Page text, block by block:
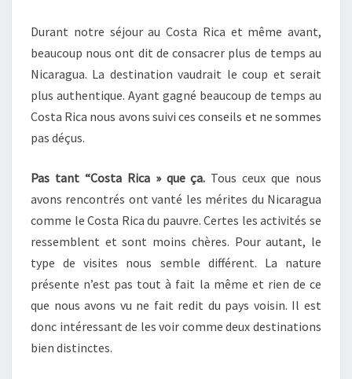
A
E
N
V
E
T
B
L
A
N
P
A
R
S
Durant notre séjour au Costa Rica et même avant,
beaucoup nous ont dit de consacrer plus de temps au
Nicaragua. La destination vaudrait le coup et serait
plus authentique. Ayant gagné beaucoup de temps au
Costa Rica nous avons suivi ces conseils et ne sommes
pas déçus.
Pas tant “Costa Rica » que ça. Tous ceux que nous
avons rencontrés ont vanté les mérites du Nicaragua
comme le Costa Rica du pauvre. Certes les activités se
ressemblent et sont moins chères. Pour autant, le
type de visites nous semble différent. La nature
présente n’est pas tout à fait la même et rien de ce
que nous avons vu ne fait redit du pays voisin. Il est
donc intéressant de les voir comme deux destinations
bien distinctes.